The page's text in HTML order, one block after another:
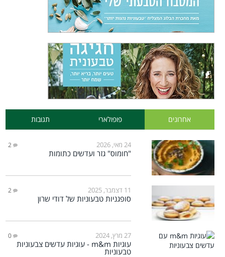
אחרונים פופולארי תגובות
24 מאי, 2026 2
"חומוס" גזר ועדשים כתומות
11 דצמבר, 2025 2
סופגניות טבעוניות של דודי שרון
27 מרץ, 2024 0
עוגיות m&m - עוגיות עדשים צבעוניות
טבעוניות